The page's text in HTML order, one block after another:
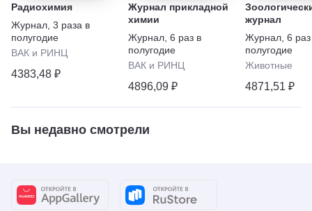
Радиохимия
Журнал 3 раза в
полугодие
ВАК и РИНЦ
4383,48 ₽
Журнал прикладной
химии
Журнал 6 раз в
полугодие
ВАК и РИНЦ
4896,09 ₽
журнал
Журнал 6
полугодие
Животные
4871,51 ₽
Вы недавно смотрели